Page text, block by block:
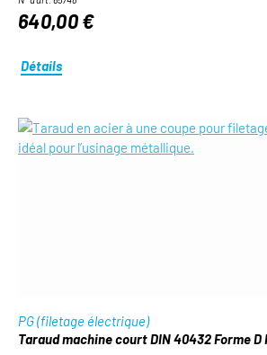
640,00 €
Détails
PG (filetage électrique)
Taraud machine court DIN 40432 Forme D